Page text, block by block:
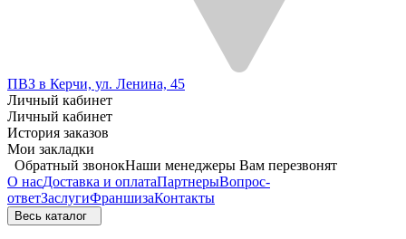
ПВЗ в Керчи, ул. Ленина, 45
Личный кабинет
Личный кабинет
История заказов
Мои закладки
Обратный звонокНаши менеджеры Вам перезвонят
О насДоставка и оплатаПартнерыВопрос-
ответЗаслугиФраншизаКонтакты
Весь каталог